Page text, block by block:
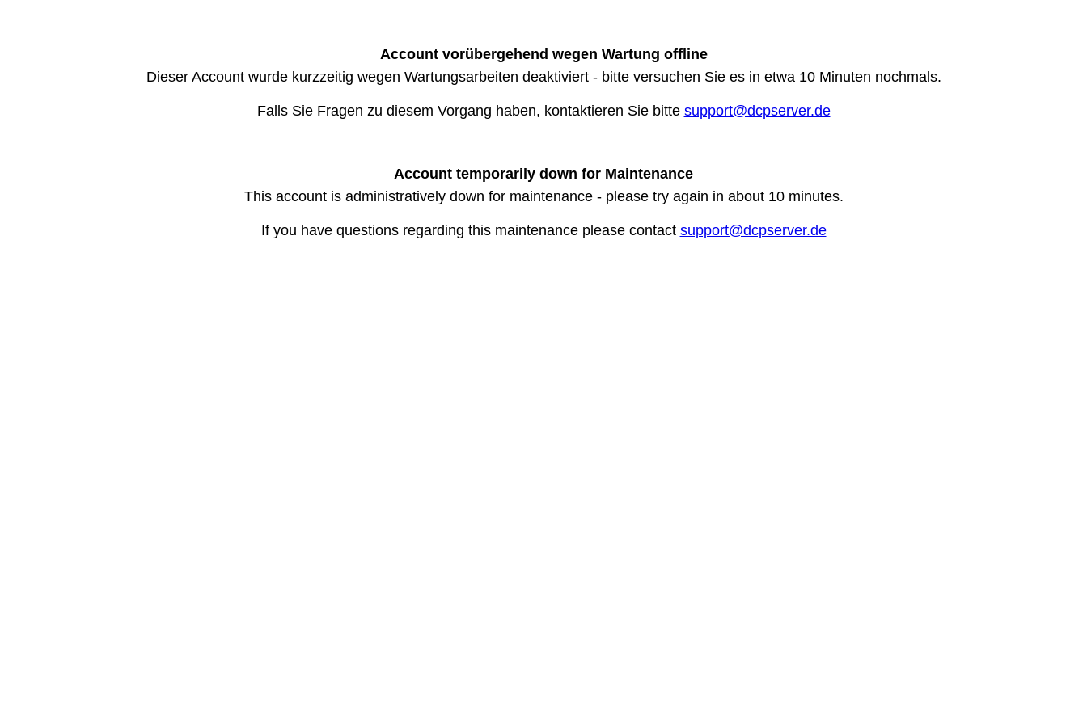
Account vorübergehend wegen Wartung offline
Dieser Account wurde kurzzeitig wegen Wartungsarbeiten deaktiviert - bitte versuchen Sie es in etwa 10 Minuten nochmals.
Falls Sie Fragen zu diesem Vorgang haben, kontaktieren Sie bitte support@dcpserver.de
Account temporarily down for Maintenance
This account is administratively down for maintenance - please try again in about 10 minutes.
If you have questions regarding this maintenance please contact support@dcpserver.de